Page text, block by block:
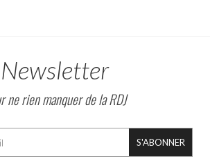
Newsletter
ne rien manquer de la RDJ
S'ABONNER